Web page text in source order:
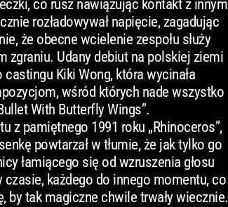
co rusz nawiązując kontakt z innym
rozładowywał napięcie, zagadując
że obecne wcielenie zespołu służy
zgraniu. Udany debiut na polskiej ziemi
Kiki Wong, która wycinała
wśród których nade wszystko
With Butterfly Wings”.
z pamiętnego 1991 roku „Rhinoceros”,
powtarzał w tłumie, że jak tylko go
łamiącego się od wzruszenia głosu
czasie, każdego do innego momentu, co
by tak magiczne chwile trwały wiecznie.